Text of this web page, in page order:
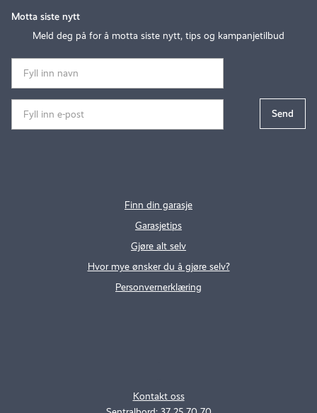
Kontakt oss
Finn din garasje
Garasjetips
Gjøre alt selv
Hvor mye ønsker du å gjøre selv?
Personvernerklæring
Motta siste nytt
Meld deg på for å motta siste nytt, tips og kampanjetilbud